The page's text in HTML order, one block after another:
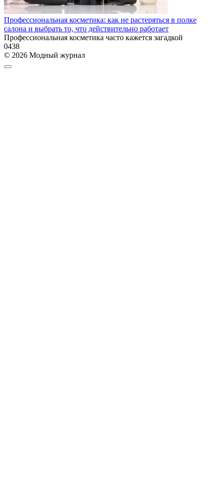
Профессиональная косметика: как не растеряться в полке
салона и выбрать то, что действительно работает
Профессиональная косметика часто кажется загадкой
0438
© 2026 Модный журнал